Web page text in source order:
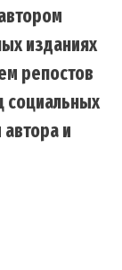
изданиях
репостов
социальных
и